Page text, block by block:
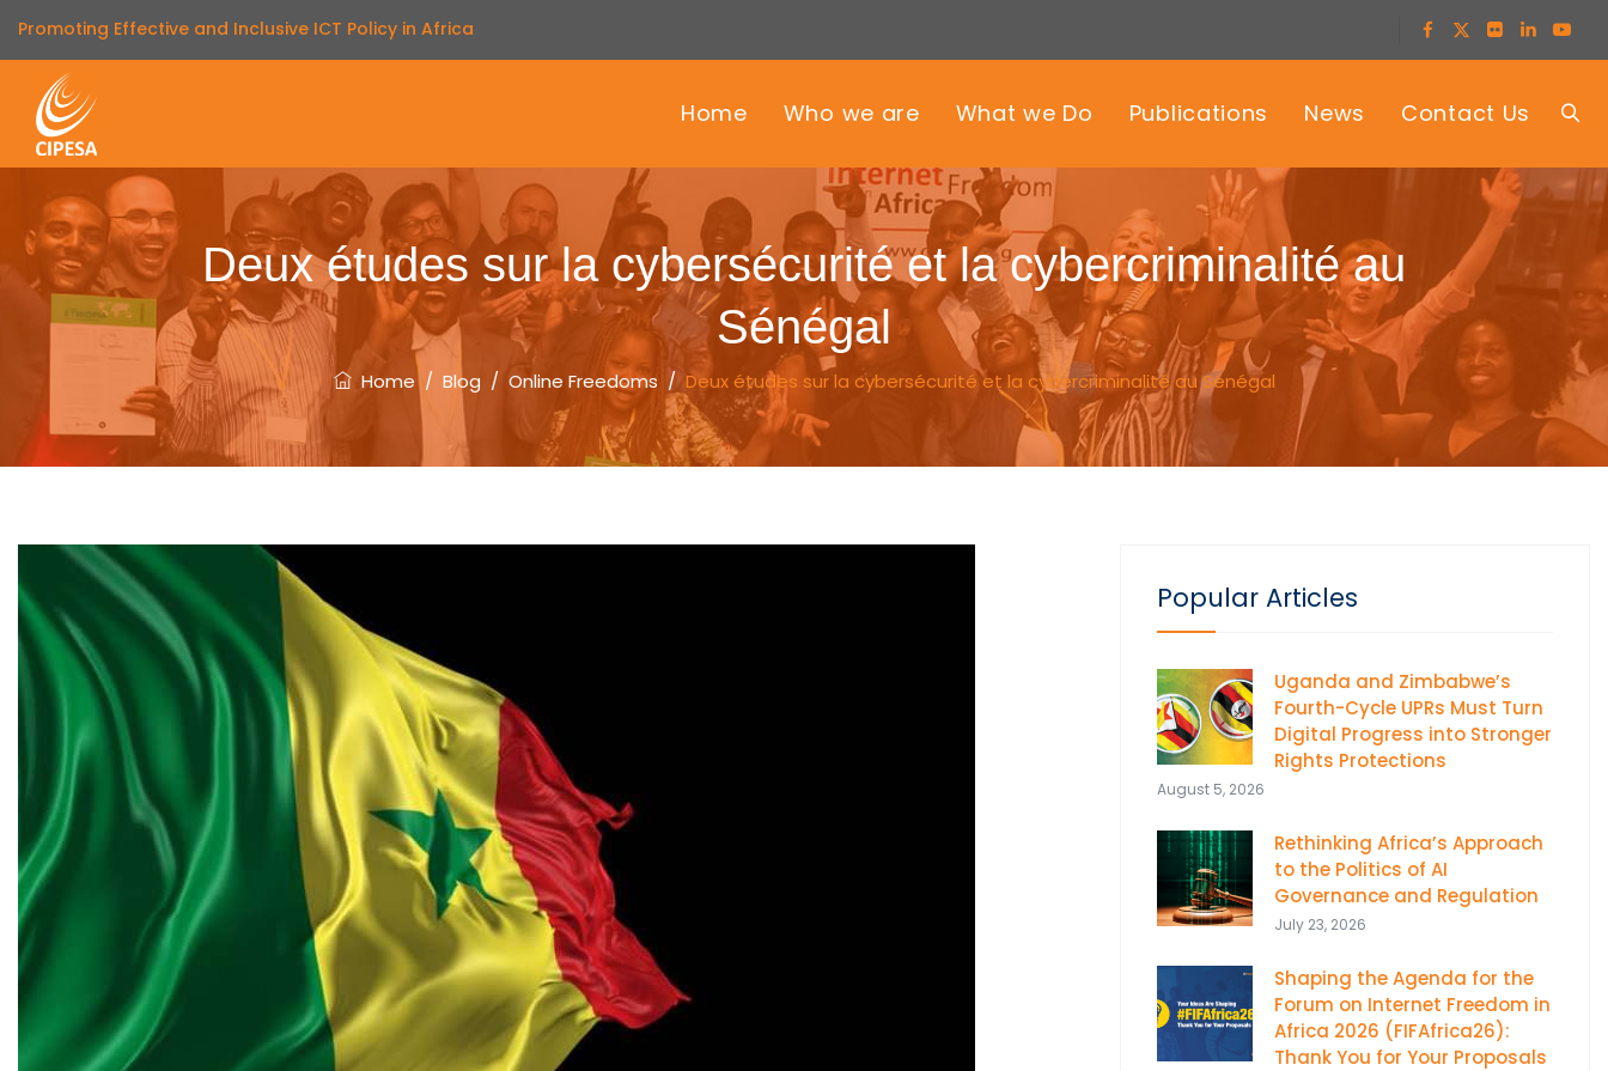
Promoting Effective and Inclusive ICT Policy in Africa
Home Who we are What we Do Publications News Contact Us
Deux études sur la cybersécurité et la cybercriminalité au
Sénégal
Home/ Blog/ Online Freedoms / Deux études sur la cybersécurité et la cybercriminalité au Sénégal
Popular Articles
Uganda and Zimbabwe’s
Fourth-Cycle UPRs Must Turn
Digital Progress into Stronger
Rights Protections
August 5, 2026
Rethinking Africa’s Approach
to the Politics of AI
Governance and Regulation
July 23, 2026
Shaping the Agenda for the
Forum on Internet Freedom in
Africa 2026 (FIFAfrica26):
Thank You for Your Proposals